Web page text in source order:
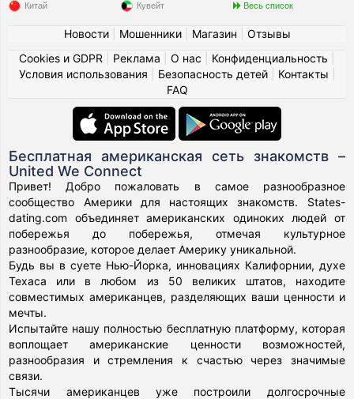
Китай Кувейт Весь список
Новости| Мошенники| Магазин
Отзывы
Cookies и GDPR
Реклама О нас Конфиденциальность
Условия использования
Безопасность детей| Контакты
FAQ
Бесплатная американская сеть знакомств –
United We Connect
Привет! Добро пожаловать в самое разнообразное
сообщество Америки для настоящих знакомств. States-
dating.com объединяет американских одиноких людей от
побережья до побережья, отмечая культурное
разнообразие, которое делает Америку уникальной.
Будь вы в суете Нью-Йорка, инновациях Калифорнии, духе
Техаса или в любом из 50 великих штатов, находите
совместимых американцев, разделяющих ваши ценности и
мечты.
Испытайте нашу полностью бесплатную платформу, которая
воплощает американские ценности возможностей,
разнообразия и стремления к счастью через значимые
связи.
Тысячи американцев уже построили долгосрочные